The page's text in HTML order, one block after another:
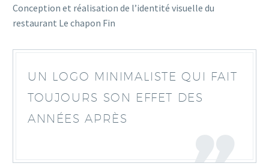
Conception et réalisation de l’identité visuelle du
restaurant Le chapon Fin
UN LOGO MINIMALISTE QUI FAIT
TOUJOURS SON EFFET DES
ANNÉES APRÈS